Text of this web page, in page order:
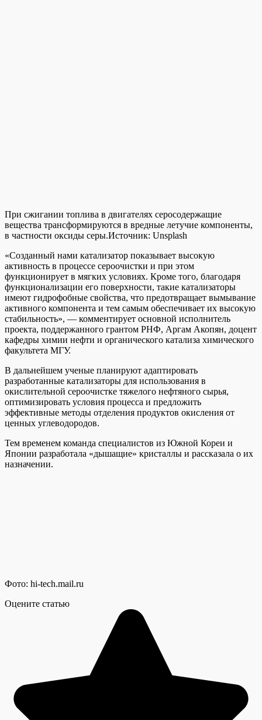
При сжигании топлива в двигателях серосодержащие
вещества трансформируются в вредные летучие компоненты,
в частности оксиды серы.Источник: Unsplash
«Созданный нами катализатор показывает высокую
активность в процессе сероочистки и при этом
функционирует в мягких условиях. Кроме того, благодаря
функционализации его поверхности, такие катализаторы
имеют гидрофобные свойства, что предотвращает вымывание
активного компонента и тем самым обеспечивает их высокую
стабильность», — комментирует основной исполнитель
проекта, поддержанного грантом РНФ, Аргам Акопян, доцент
кафедры химии нефти и органического катализа химического
факультета МГУ.
В дальнейшем ученые планируют адаптировать
разработанные катализаторы для использования в
окислительной сероочистке тяжелого нефтяного сырья,
оптимизировать условия процесса и предложить
эффективные методы отделения продуктов окисления от
ценных углеводородов.
Тем временем команда специалистов из Южной Кореи и
Японии разработала «дышащие» кристаллы и рассказала о их
назначении.
Фото: hi-tech.mail.ru
Оцените статью